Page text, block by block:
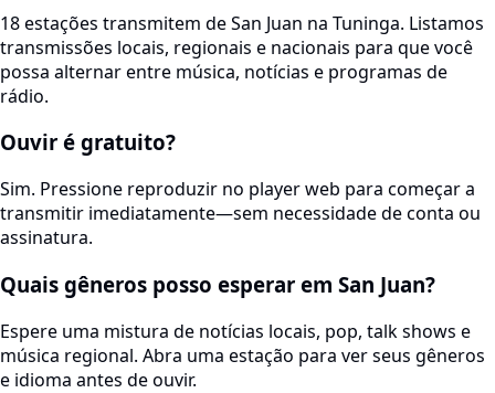
18 estações transmitem de San Juan na Tuninga. Listamos
transmissões locais, regionais e nacionais para que você
possa alternar entre música, notícias e programas de
rádio.
Ouvir é gratuito?
Sim. Pressione reproduzir no player web para começar a
transmitir imediatamente—sem necessidade de conta ou
assinatura.
Quais gêneros posso esperar em San Juan?
Espere uma mistura de notícias locais, pop, talk shows e
música regional. Abra uma estação para ver seus gêneros
e idioma antes de ouvir.